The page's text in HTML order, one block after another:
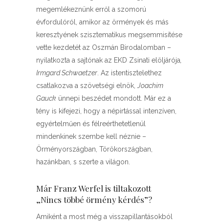
megemlékeznünk erről a szomorú
évfordulóról, amikor az örmények és más
keresztyének szisztematikus megsemmisítése
vette kezdetét az Oszmán Birodalomban –
nyilatkozta a sajtónak az EKD Zsinati elöljárója
Irmgard Schwaetzer . Az istentisztelethez
csatlakozva a szövetségi elnök, Joachim
Gauck ünnepi beszédet mondott. Már ez a
tény is kifejezi, hogy a népirtással intenzíven,
egyértelműen és félreérthetetlenül
mindenkinek szembe kell néznie –
Örményországban, Törökországban,
hazánkban, s szerte a világon.
Már Franz Werfel is tiltakozott
„Nincs többé örmény kérdés”?
Amiként a most még a visszapillantásokból